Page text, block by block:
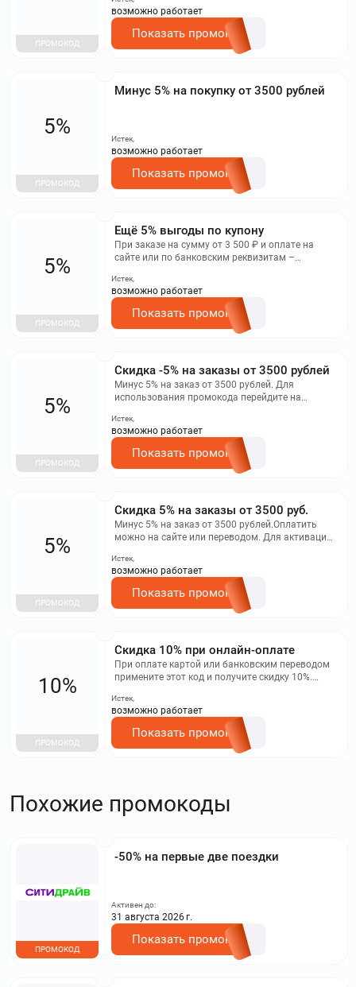
ПРОМОКОД
возможно работает
Показать промокод
Минус 5% на покупку от 3500 рублей
5%
ПРОМОКОД
Истек,
возможно работает
Показать промокод
Ещё 5% выгоды по купону
При заказе на сумму от 3 500 ₽ и оплате на
сайте или по банковским реквизитам –
5%
ПРОМОКОД
Истек,
возможно работает
Показать промокод
Скидка -5% на заказы от 3500 рублей
Минус 5% на заказ от 3500 рублей. Для
использования промокода перейдите на
5%
ПРОМОКОД
Истек,
возможно работает
Показать промокод
​Скидка 5% на заказы от 3500 руб.
Минус 5% на заказ от 3500 рублей.Оплатить
можно на сайте или переводом. Для активации
https://groupprice.ru/profile/promocodes, введите
промокод и подтвердите. Срок действия – 3 дня.
5%
ПРОМОКОД
Истек,
возможно работает
Показать промокод
Скидка 10% при онлайн-оплате
При оплате картой или банковским переводом
примените этот код и получите скидку 10%.
раз.
10%
ПРОМОКОД
Истек,
возможно работает
Показать промокод
Похожие промокоды
-50% на первые две поездки
ПРОМОКОД
Активен до:
31 августа 2026 г.
Показать промокод